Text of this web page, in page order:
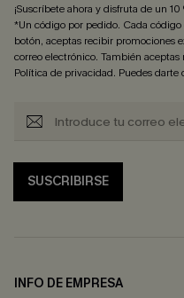
¡Suscríbete ahora y disfruta de un
*Un código por pedido. Cada
botón, aceptas recibir promociones
correo electrónico. También aceptas
Política de privacidad. Puedes
SUSCRIBIRSE
INFO DE EMPRESA